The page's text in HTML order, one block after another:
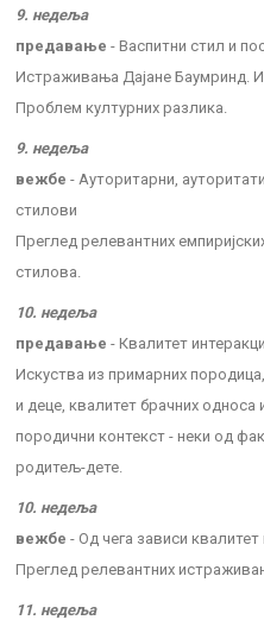
9. недеља
предавање - Васпитни стил и
Истраживања Дајане Баумринд.
Проблем културних разлика.
9. недеља
вежбе - Ауторитарни,
стилови
Преглед релевантних
стилова.
10. недеља
предавање - Квалитет
Искуства из примарних
и деце, квалитет брачних
породични контекст - неки од
родитељ-дете.
10. недеља
вежбе - Од чега зависи
Преглед релевантних
11. недеља